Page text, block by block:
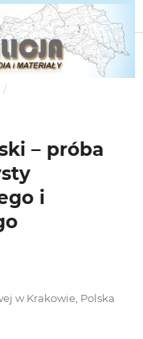
/
– próba
i
w Krakowie, Polska